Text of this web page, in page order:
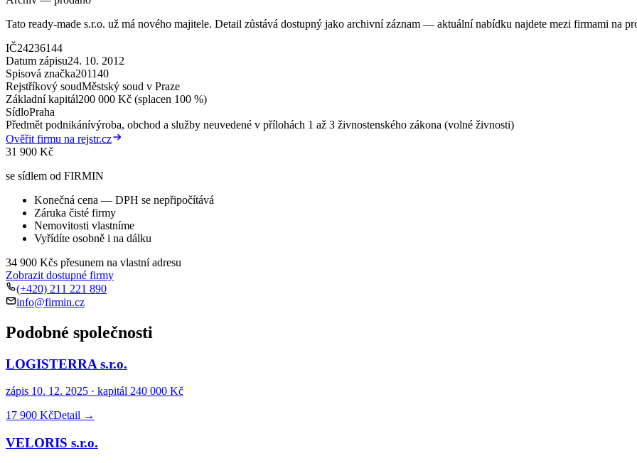
Tato ready-made s.r.o. už má nového majitele. Detail zůstává dostupný jako archivní záznam — aktuální nabídku najdete mezi firmami na
IČ24236144
Datum zápisu24. 10. 2012
Spisová značka201140
Rejstříkový soudMěstský soud v Praze
Základní kapitál200 000 Kč (splacen 100 %)
SídloPraha
Předmět podnikánívýroba, obchod a služby neuvedené v přílohách 1 až 3 živnostenského zákona (volné živnosti)
Ověřit firmu na rejstr.cz
31 900 Kč
se sídlem od FIRMIN
Konečná cena — DPH se nepřipočítává
Záruka čisté firmy
Nemovitosti vlastníme
Vyřídíte osobně i na dálku
34 900 Kčs přesunem na vlastní adresu
Zobrazit dostupné firmy
(+420) 211 221 890
info@firmin.cz
Podobné společnosti
LOGISTERRA s.r.o.
zápis 10. 12. 2025 · kapitál 240 000 Kč
17 900 KčDetail →
VELORIS s.r.o.